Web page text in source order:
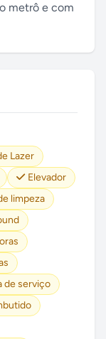
metrô e com
Lazer
Elevador
limpeza
de serviço